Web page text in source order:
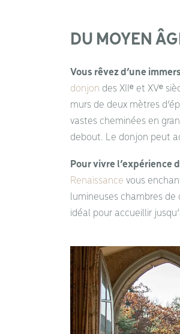
DU MOYEN
Vous rêvez d’une
donjon des XIIᵉ et XVᵉ
murs de deux mètres
vastes cheminées en
debout. Le donjon peut
Pour vivre l’expérience
Renaissance vous
lumineuses chambres
idéal pour accueillir